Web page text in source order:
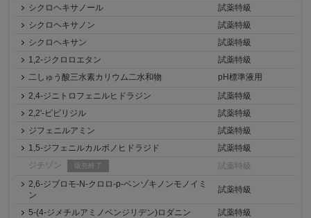
シクロヘキサノール
試薬特級
シクロヘキサノン
試薬特級
シクロヘキサン
試薬特級
1,2-ジクロロエタン
試薬特級
二しゅう酸三水素カリウム二水和物
pH標準液用
2,4-ジニトロフェニルヒドラジン
試薬特級
2,2'-ビピリジル
試薬特級
ジフェニルアミン
試薬特級
1,5-ジフェニルカルボノヒドラジド
試薬特級
ジチゾン
販売終了
試薬特級
2,6-ジブロモ-N-クロロ-p-ベンゾキノンモノイミ
ン
試薬特級
5-(4-ジメチルアミノベンジリデン)ロダニン
試薬特級